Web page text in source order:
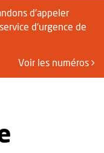
d'appeler
d'urgence de
Voir les numéros